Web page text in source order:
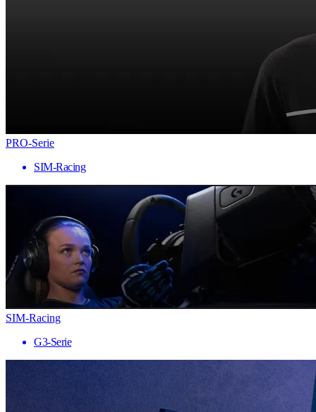
PRO-Serie
SIM-Racing
SIM-Racing
G3-Serie